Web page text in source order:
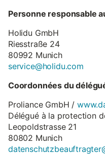
Personne responsable
Holidu GmbH
Riesstraße 24
80992 Munich
service@holidu.com
Coordonnées du
Proliance GmbH /
Délégué à la protection
Leopoldstrasse 21
80802 Munich